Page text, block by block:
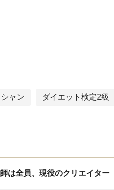
ャン ダイエット検定2級
は全員、現役のクリエイター